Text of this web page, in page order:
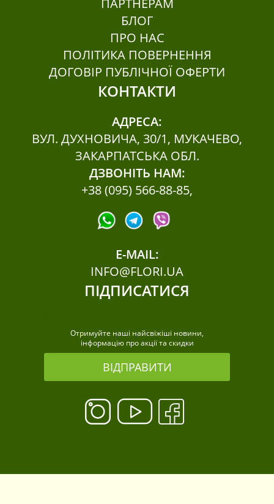
ПІДПИСАТИСЯ
Отримуйте наші найсвіжіші новини,
інформацію про акції та скидки
ВІДПРАВИТИ
ПАРТНЕРАМ
БЛОГ
ПРО НАС
ПОЛІТИКА ПОВЕРНЕННЯ
ДОГОВІР ПУБЛІЧНОЇ ОФЕРТИ
КОНТАКТИ
АДРЕСА:
ВУЛ. ДУХНОВИЧА, 30/1, МУКАЧЕВО,
ЗАКАРПАТСЬКА ОБЛ.
ДЗВОНІТЬ НАМ:
+38 (095) 566-88-85,
E-MAIL:
INFO@FLORI.UA